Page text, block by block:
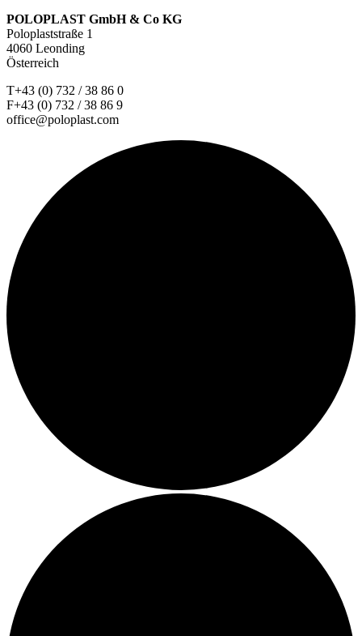
POLOPLAST GmbH & Co KG
Poloplaststraße 1
4060 Leonding
Österreich
T+43 (0) 732 / 38 86 0
F+43 (0) 732 / 38 86 9
office@poloplast.com